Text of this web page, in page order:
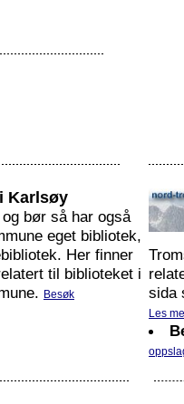
Karlsøy
bør så har også
eget bibliotek,
Her finner
til biblioteket i
Besøk
sida
Les